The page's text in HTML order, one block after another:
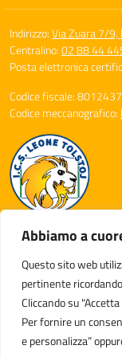
Abbiamo a
Questo sito web
pertinente
Cliccando su
Per fornire un
e personalizza”
Indirizzo:Via Zuara 7/9,
Centralino:02 88 44
Posta elettronica
Codice fiscale:
Codice meccanografico:
Codice
Codice
Codice Univoco: